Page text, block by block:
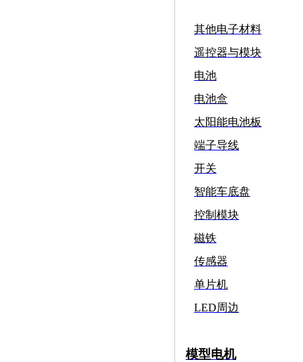
其他电子材料
遥控器与模块
电池
电池盒
太阳能电池板
端子导线
开关
智能车底盘
控制模块
磁铁
传感器
单片机
LED周边
模型电机